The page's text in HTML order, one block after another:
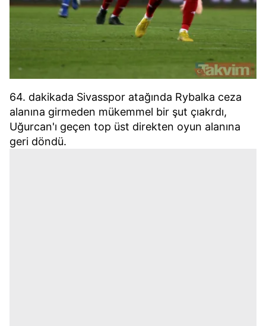
64. dakikada Sivasspor atağında Rybalka ceza
alanına girmeden mükemmel bir şut çıakrdı,
Uğurcan'ı geçen top üst direkten oyun alanına
geri döndü.